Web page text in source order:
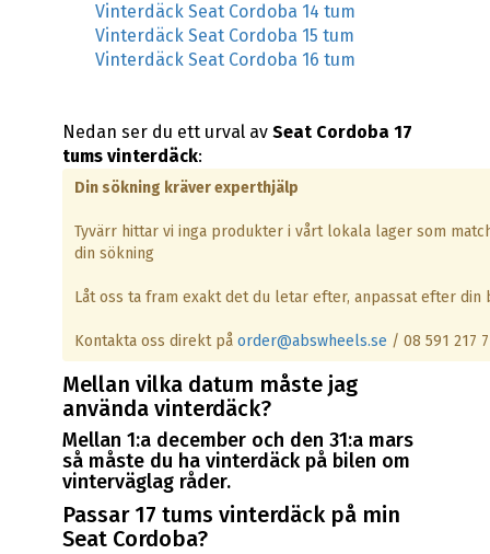
Vinterdäck Seat Cordoba 14 tum
Vinterdäck Seat Cordoba 15 tum
Vinterdäck Seat Cordoba 16 tum
Nedan ser du ett urval avSeat Cordoba 17
tums vinterdäck:
Din sökning kräver experthjälp
Tyvärr hittar vi inga produkter i vårt lokala lager som
din sökning
Låt oss ta fram exakt det du letar efter, anpassat efter din
Kontakta oss direkt påorder@abswheels.se / 08 591 217
Mellan vilka datum måste jag
använda vinterdäck?
Mellan 1:a december och den 31:a mars
så måste du ha vinterdäck på bilen om
vinterväglag råder.
Passar 17 tums vinterdäck på min
Seat Cordoba?